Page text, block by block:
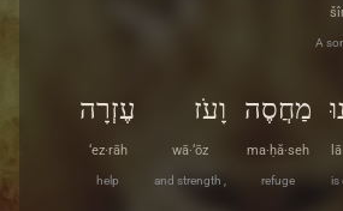
A
is
מַחֲסֶה
ma·ḥă·seh
refuge
וָעֹז
wā·‘ōz
and strength ,
עֶזְרָה
‘ez·rāh
help